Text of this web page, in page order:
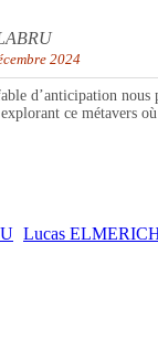
2024
d’anticipation
ce métavers
Lucas